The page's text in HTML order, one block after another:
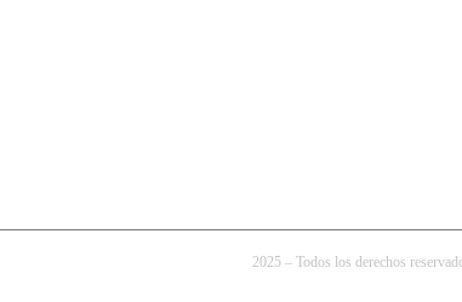
2025 – Todos los derechos